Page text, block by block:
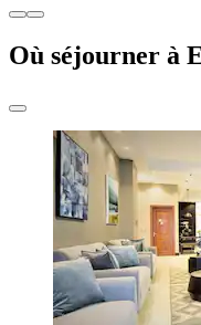
Où séjourner à